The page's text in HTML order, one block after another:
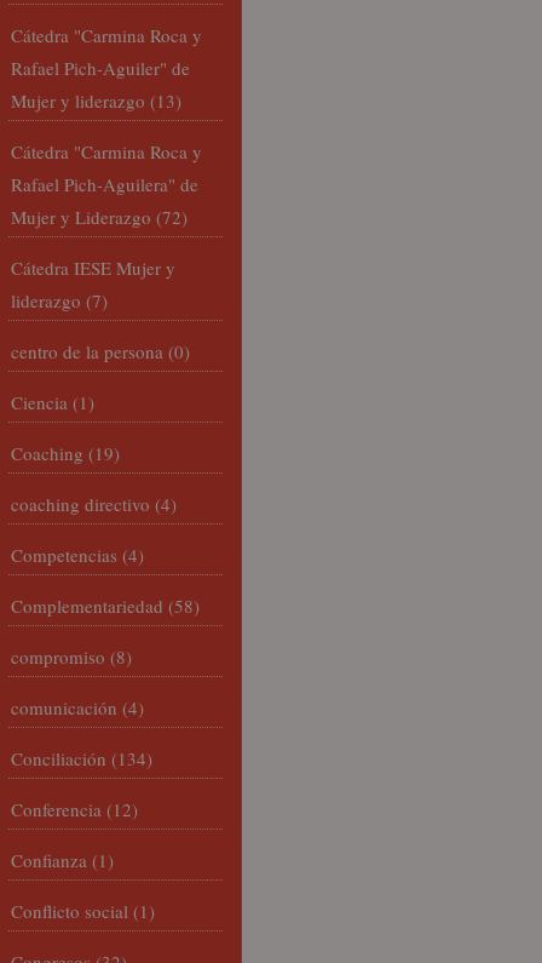
Cátedra "Carmina Roca y
Rafael Pich-Aguiler" de
Mujer y liderazgo (13)
Cátedra "Carmina Roca y
Rafael Pich-Aguilera" de
Mujer y Liderazgo (72)
Cátedra IESE Mujer y
liderazgo (7)
centro de la persona (0)
Ciencia (1)
Coaching (19)
coaching directivo (4)
Competencias (4)
Complementariedad (58)
compromiso (8)
comunicación (4)
Conciliación (134)
Conferencia (12)
Confianza (1)
Conflicto social (1)